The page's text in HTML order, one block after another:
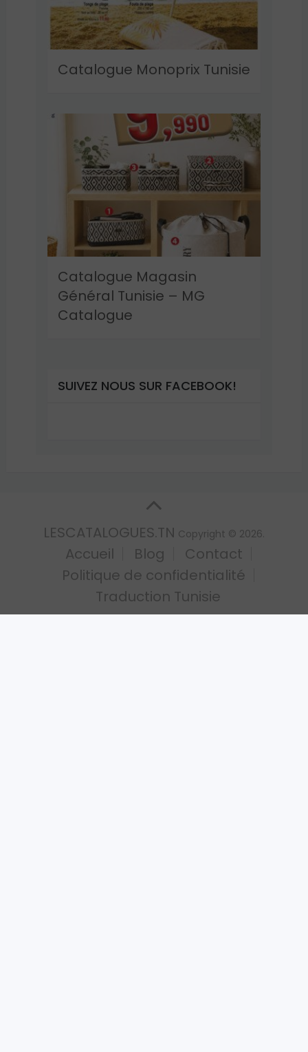
Catalogue Monoprix Tunisie
Catalogue Magasin
Général Tunisie – MG
Catalogue
SUIVEZ NOUS SUR FACEBOOK!
LESCATALOGUES.TN Copyright © 2026.
Accueil Blog
Contact
Politique de confidentialité
Traduction Tunisie